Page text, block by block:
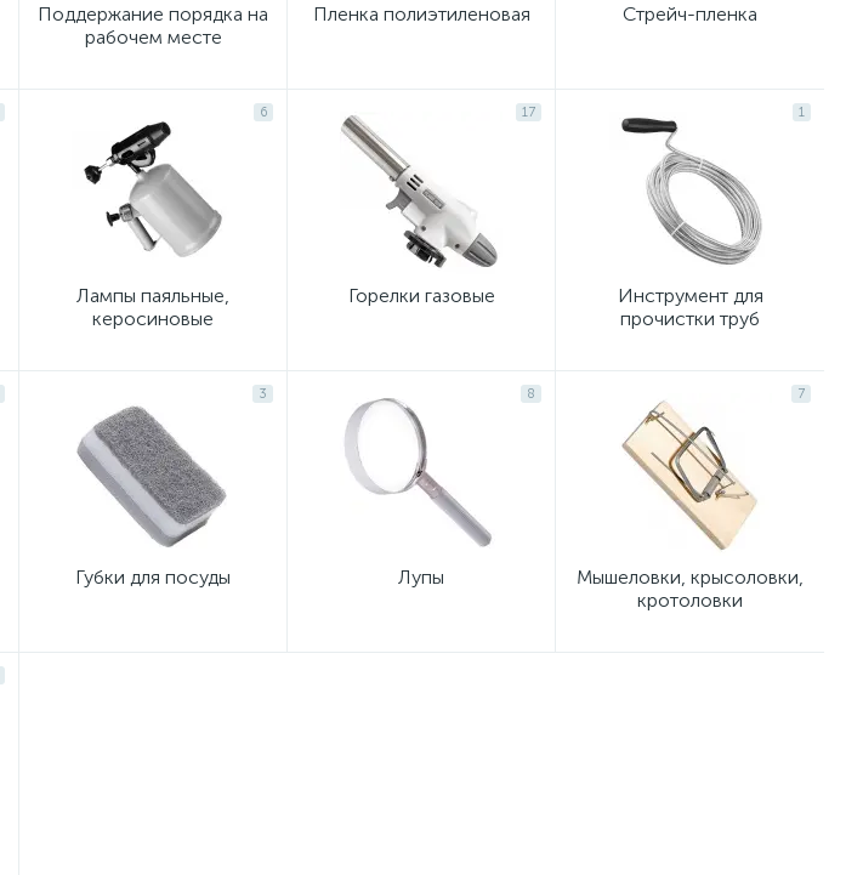
Поддержание порядка на
рабочем месте
Пленка полиэтиленовая Стрейч-пленка
6
Лампы паяльные,
керосиновые
17
Горелки газовые
1
Инструмент для
прочистки труб
3
Губки для посуды
8
Лупы
7
Мышеловки, крысоловки,
кротоловки